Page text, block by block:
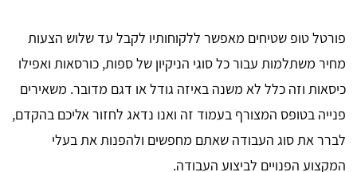
פורטל טופ שטיחים מאפשר ללקוחותיו לקבל עד שלוש הצעות
מחיר משתלמות עבור כל סוגי הניקיון של ספות, כורסאות ואפילו
כיסאות וזה כלל לא משנה באיזה גודל או דגם מדובר. משאירים
פנייה בטופס המצורף בעמוד זה ואנו נדאג לחזור אליכם בהקדם,
לברר את סוג העבודה שאתם מחפשים ולהפנות את בעלי
המקצוע הפנויים לביצוע העבודה.